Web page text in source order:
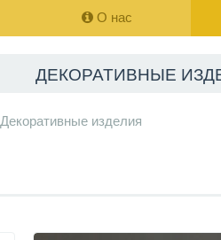
О нас
ДЕКОРАТИВНЫЕ
Декоративные изделия